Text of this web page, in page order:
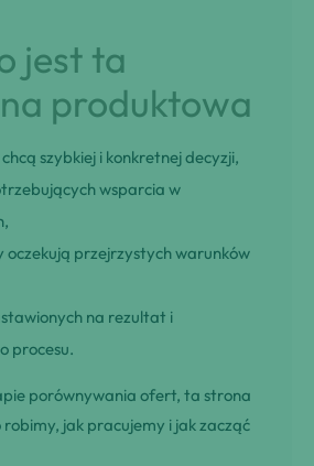
jest ta
produktowa
szybkiej i konkretnej decyzji,
wsparcia w
oczekują przejrzystych warunków
na rezultat i
procesu.
porównywania ofert, ta strona
jak pracujemy i jak zacząć